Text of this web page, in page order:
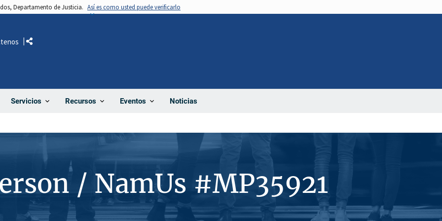
Departamento de Justicia. Así es como usted puede verificarlo
Servicios Recursos Eventos Noticias
Comparte
/ NamUs #MP35921